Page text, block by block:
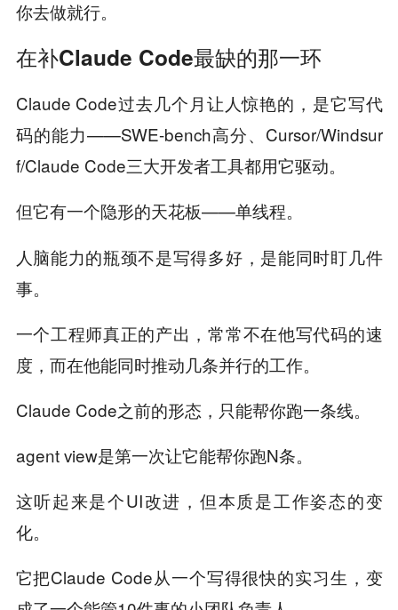
你去做就行。
在补Claude Code最缺的那一环
Claude Code过去几个月让人惊艳的，是它写代
码的能力——SWE-bench高分、Cursor/Windsur
f/Claude Code三大开发者工具都用它驱动。
但它有一个隐形的天花板——单线程。
人脑能力的瓶颈不是写得多好，是能同时盯几件
事。
一个工程师真正的产出，常常不在他写代码的速
度，而在他能同时推动几条并行的工作。
Claude Code之前的形态，只能帮你跑一条线。
agent view是第一次让它能帮你跑N条。
这听起来是个UI改进，但本质是工作姿态的变
化。
它把Claude Code从一个写得很快的实习生，变